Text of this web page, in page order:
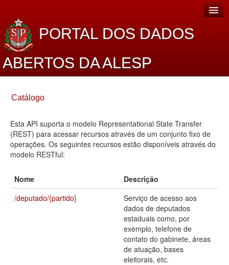
PORTAL DOS DADOS
ABERTOS DA ALESP
Sobre o projeto
Dados Abertos Alesp
Lei de Acesso à Informação
Planejamento
Catálogo de dados
Catálogo
Esta API suporta o modelo Representational State Transfer
(REST) para acessar recursos através de um conjunto fixo de
operações. Os seguintes recursos estão disponíveis através do
modelo RESTful:
Nome
Descrição
/deputado/{partido}
Serviço de acesso aos
dados de deputados
estaduais como, por
exemplo, telefone de
contato do gabinete, áreas
de atuação, bases
eleitorais, etc.